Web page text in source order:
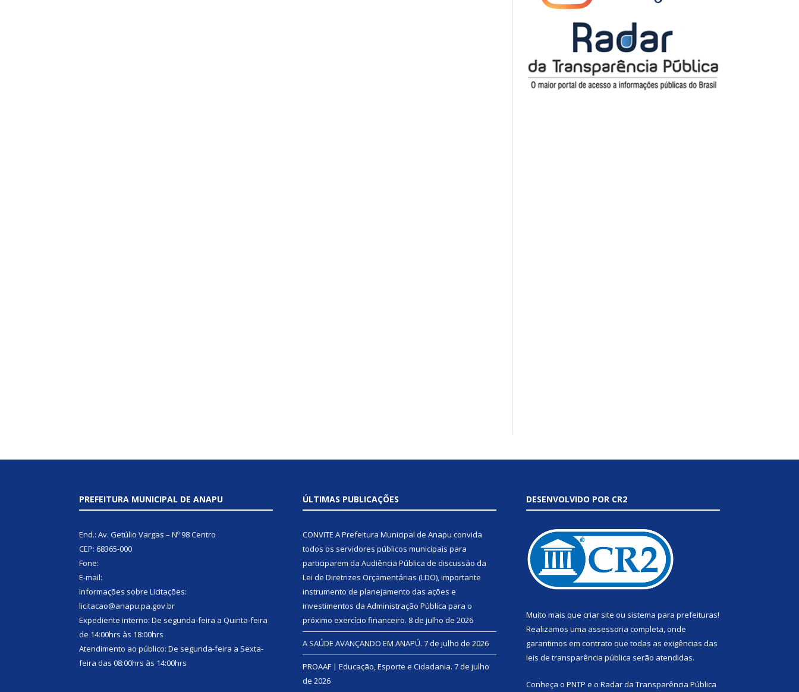
PREFEITURA MUNICIPAL DE ANAPU
End.: Av. Getúlio Vargas – Nº 98 Centro
CEP: 68365-000
Fone:
E-mail:
Informações sobre Licitações:
licitacao@anapu.pa.gov.br
Expediente interno: De segunda-feira a Quinta-feira
de 14:00hrs às 18:00hrs
Atendimento ao público: De segunda-feira a Sexta-
feira das 08:00hrs às 14:00hrs
ÚLTIMAS PUBLICAÇÕES
CONVITE A Prefeitura Municipal de Anapu convida
todos os servidores públicos municipais para
participarem da Audiência Pública de discussão da
Lei de Diretrizes Orçamentárias (LDO), importante
instrumento de planejamento das ações e
investimentos da Administração Pública para o
próximo exercício financeiro. 8 de julho de 2026
A SAÚDE AVANÇANDO EM ANAPÚ. 7 de julho de 2026
PROAAF | Educação, Esporte e Cidadania. 7 de julho
de 2026
DESENVOLVIDO POR CR2
Muito mais que criar site ou sistema para prefeituras!
Realizamos uma assessoria completa, onde
garantimos em contrato que todas as exigências das
leis de transparência pública serão atendidas.
Conheça o PNTP e o Radar da Transparência Pública